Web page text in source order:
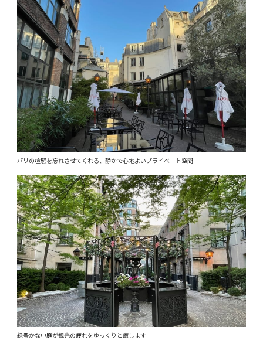
パリの喧騒を忘れさせてくれる、静かで心地よいプライベート空間
緑豊かな中庭が観光の疲れをゆっくりと癒します